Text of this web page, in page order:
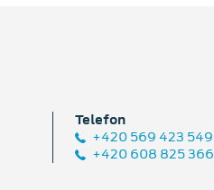
Telefon
+420 569 423 549
+420 608 825 366